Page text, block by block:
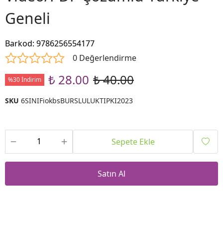
Geneli
Barkod: 9786256554177
0 Değerlendirme
%30 İndirim ₺ 28.00 ₺ 40.00
SKU 6SINIFiokbsBURSLULUKTIPKI2023
Sepete Ekle
Satın Al